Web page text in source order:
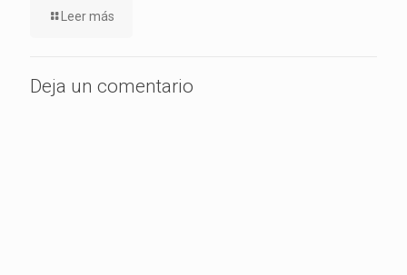
Leer más
Deja un comentario